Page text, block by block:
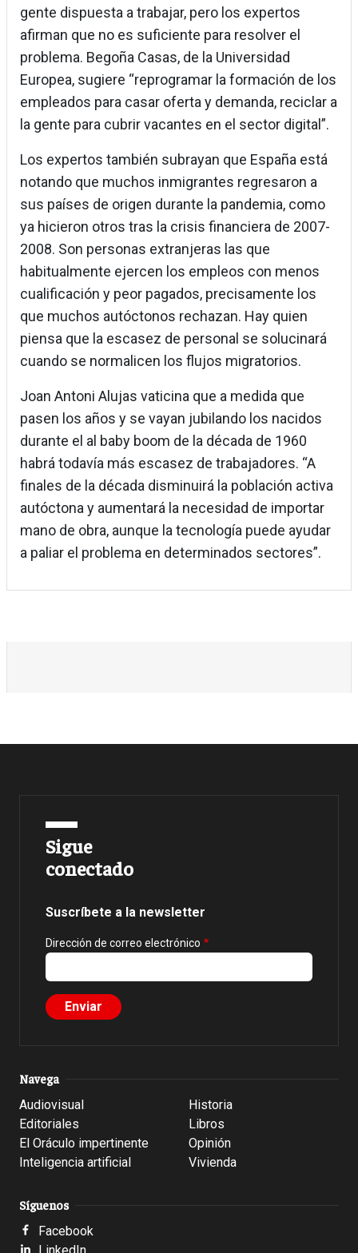
gente dispuesta a trabajar, pero los expertos
afirman que no es suficiente para resolver el
problema. Begoña Casas, de la Universidad
Europea, sugiere “reprogramar la formación de los
empleados para casar oferta y demanda, reciclar a
la gente para cubrir vacantes en el sector digital”.
Los expertos también subrayan que España está
notando que muchos inmigrantes regresaron a
sus países de origen durante la pandemia, como
ya hicieron otros tras la crisis financiera de 2007-
2008. Son personas extranjeras las que
habitualmente ejercen los empleos con menos
cualificación y peor pagados, precisamente los
que muchos autóctonos rechazan. Hay quien
piensa que la escasez de personal se solucinará
cuando se normalicen los flujos migratorios.
Joan Antoni Alujas vaticina que a medida que
pasen los años y se vayan jubilando los nacidos
durante el al baby boom de la década de 1960
habrá todavía más escasez de trabajadores. “A
finales de la década disminuirá la población activa
autóctona y aumentará la necesidad de importar
mano de obra, aunque la tecnología puede ayudar
a paliar el problema en determinados sectores”.
Sigue
conectado
Suscríbete a la newsletter
Dirección de correo electrónico
Navega
Audiovisual
Editoriales
El Oráculo impertinente
Inteligencia artificial
Historia
Libros
Opinión
Vivienda
Síguenos
Facebook